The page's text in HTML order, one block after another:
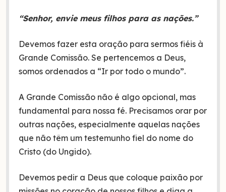
“Senhor, envie meus filhos para as nações.”
Devemos fazer esta oração para sermos fiéis à
Grande Comissão. Se pertencemos a Deus,
somos ordenados a “Ir por todo o mundo”.
A Grande Comissão não é algo opcional, mas
fundamental para nossa fé. Precisamos orar por
outras nações, especialmente aquelas nações
que não têm um testemunho fiel do nome do
Cristo (do Ungido).
Devemos pedir a Deus que coloque paixão por